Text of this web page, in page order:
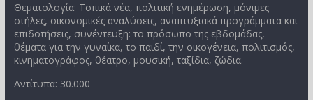
Θεματολογία: Τοπικά νέα, πολιτική ενημέρωση, μόνιμες
στήλες, οικονομικές αναλύσεις, αναπτυξιακά προγράμματα και
επιδοτήσεις, συνέντευξη: το πρόσωπο της εβδομάδας,
θέματα για την γυναίκα, το παιδί, την οικογένεια, πολιτισμός,
κινηματογράφος, θέατρο, μουσική, ταξίδια, ζώδια.
Αντίτυπα: 30.000